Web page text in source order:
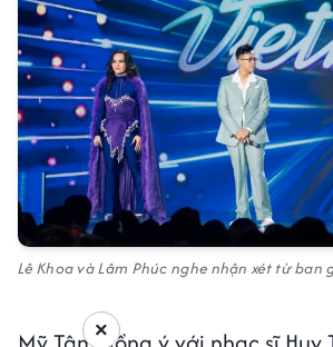
Lê Khoa và Lâm Phúc nghe nhận xét từ ban
×